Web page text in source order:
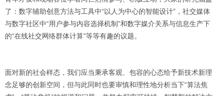
了：数字辅助创意方法与工具中“以人为中心的智能设计”，社交媒体
与数字社区中“用户参与内容选择机制”和数字媒介关系与信息生产下
的“在线社交网络群体计算”等等有趣的议题。
面对新的社会样态，我们应当秉承客观、包容的心态给予新技术新理
念足够的创新空间，但与此同时也要审慎和理性地分析当下“算法焦